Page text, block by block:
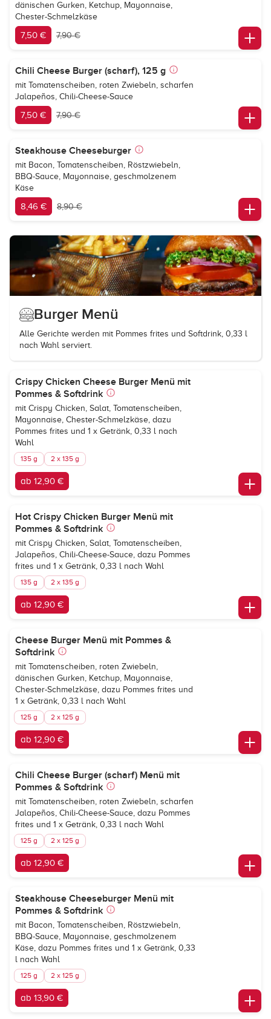
dänischen Gurken, Ketchup, Mayonnaise,
Chester-Schmelzkäse
7,50 € 7,90 €
Chili Cheese Burger (scharf), 125 g
mit Tomatenscheiben, roten Zwiebeln, scharfen
Jalapeños, Chili-Cheese-Sauce
7,50 € 7,90 €
Steakhouse Cheeseburger
mit Bacon, Tomatenscheiben, Röstzwiebeln,
BBQ-Sauce, Mayonnaise, geschmolzenem
Käse
8,46 € 8,90 €
Burger Menü
Alle Gerichte werden mit Pommes frites und Softdrink, 0,33 l
nach Wahl serviert.
Crispy Chicken Cheese Burger Menü mit
Pommes & Softdrink
mit Crispy Chicken, Salat, Tomatenscheiben,
Mayonnaise, Chester-Schmelzkäse, dazu
Pommes frites und 1 x Getränk, 0,33 l nach
Wahl
135 g 2 x 135 g
ab 12,90 €
Hot Crispy Chicken Burger Menü mit
Pommes & Softdrink
mit Crispy Chicken, Salat, Tomatenscheiben,
Jalapeños, Chili-Cheese-Sauce, dazu Pommes
frites und 1 x Getränk, 0,33 l nach Wahl
135 g 2 x 135 g
ab 12,90 €
Cheese Burger Menü mit Pommes &
Softdrink
mit Tomatenscheiben, roten Zwiebeln,
dänischen Gurken, Ketchup, Mayonnaise,
Chester-Schmelzkäse, dazu Pommes frites und
1 x Getränk, 0,33 l nach Wahl
125 g 2 x 125 g
ab 12,90 €
Chili Cheese Burger (scharf) Menü mit
Pommes & Softdrink
mit Tomatenscheiben, roten Zwiebeln, scharfen
Jalapeños, Chili-Cheese-Sauce, dazu Pommes
frites und 1 x Getränk, 0,33 l nach Wahl
125 g 2 x 125 g
ab 12,90 €
Steakhouse Cheeseburger Menü mit
Pommes & Softdrink
mit Bacon, Tomatenscheiben, Röstzwiebeln,
BBQ-Sauce, Mayonnaise, geschmolzenem
Käse, dazu Pommes frites und 1 x Getränk, 0,33
l nach Wahl
125 g 2 x 125 g
ab 13,90 €